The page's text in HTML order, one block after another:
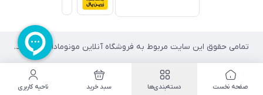
تمامی حقوق این سایت مربوط به فروشگاه آنلاین مونومادام می باشد.
صفحه نخست دسته‌بندی‌ها سبد خرید ناحیه کاربری